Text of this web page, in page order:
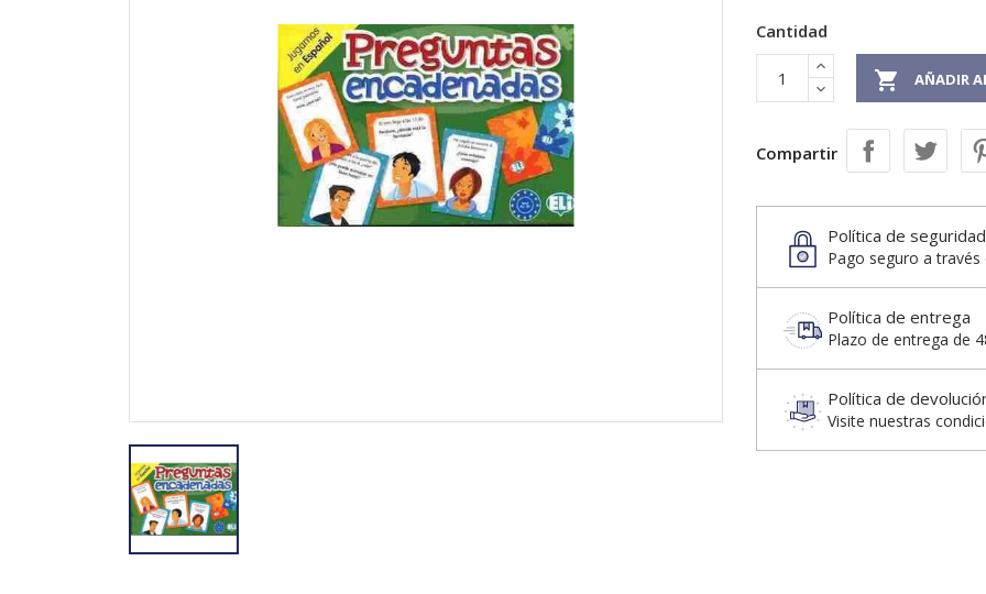
Cantidad
 AÑADIR
Compartir
Política de seguridad
Pago seguro a través
Política de entrega
Plazo de entrega de
Política de
Visite nuestras